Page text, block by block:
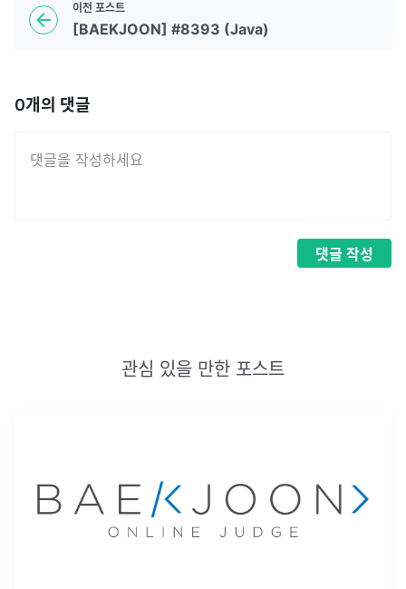
이전 포스트
[BAEKJOON] #8393 (Java)
0개의 댓글
댓글 작성
관심 있을 만한 포스트